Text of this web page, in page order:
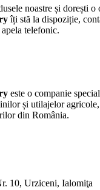
noastre și dorești o
îți stă la dispoziție,
telefonic.
este o companie
și utilajelor
din România.
10, Urziceni, Ialomiţa